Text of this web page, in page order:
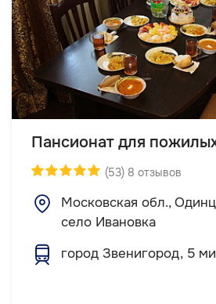
Пансионат для
(53) 8 отзывов
Московская обл.,
село Ивановка
город Звенигород, 5